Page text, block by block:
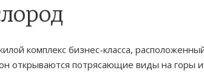
комплекс бизнес-класса,
открываются потрясающие виды на горы